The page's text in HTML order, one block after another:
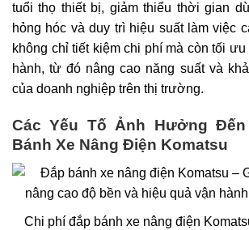
tuổi thọ thiết bị, giảm thiểu thời gian
hỏng hóc và duy trì hiệu suất làm việc
không chỉ tiết kiệm chi phí mà còn tối
hành, từ đó nâng cao năng suất và
của doanh nghiệp trên thị trường.
Các Yếu Tố Ảnh Hưởng
Bánh Xe Nâng Điện Komatsu
Chi phí đắp bánh xe nâng điện